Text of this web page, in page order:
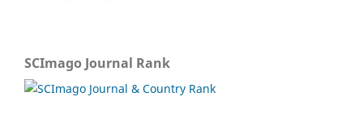
SCImago Journal Rank